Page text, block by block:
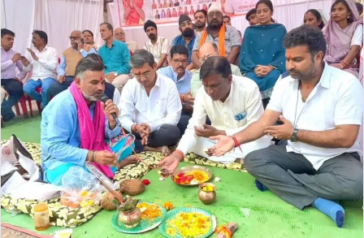
email